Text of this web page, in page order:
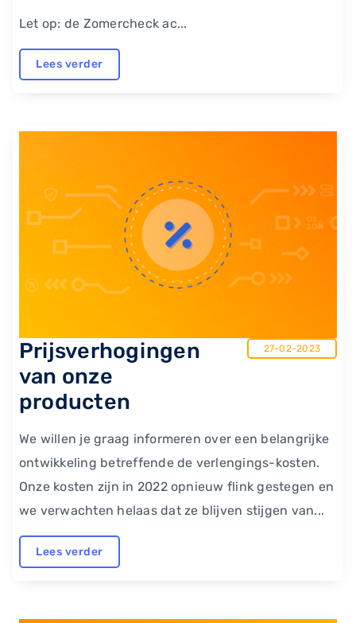
Let op: de Zomercheck ac...
Lees verder
Prijsverhogingen
van onze
producten
27-02-2023
We willen je graag informeren over een belangrijke
ontwikkeling betreffende de verlengings-kosten.
Onze kosten zijn in 2022 opnieuw flink gestegen en
we verwachten helaas dat ze blijven stijgen van...
Lees verder